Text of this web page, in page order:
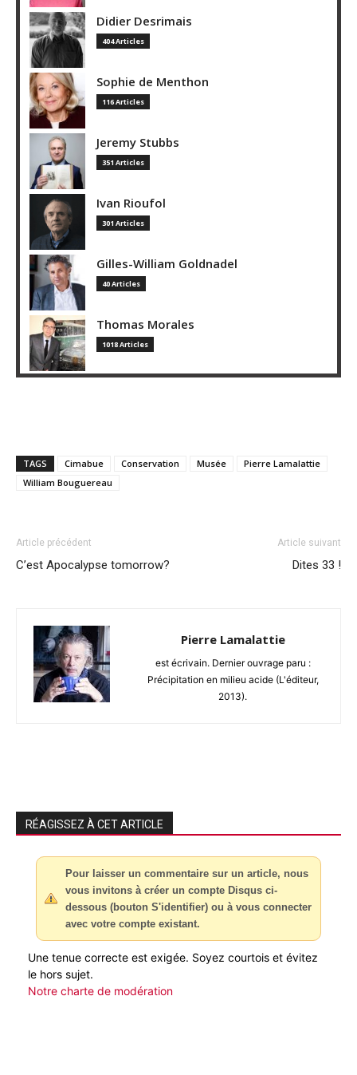
Didier Desrimais
404 Articles
Sophie de Menthon
116 Articles
Jeremy Stubbs
351 Articles
Ivan Rioufol
301 Articles
Gilles-William Goldnadel
40 Articles
Thomas Morales
1018 Articles
TAGS Cimabue Conservation Musée
Pierre Lamalattie
William Bouguereau
Article précédent
C’est Apocalypse tomorrow?
Article suivant
Dites 33 !
Pierre Lamalattie
est écrivain. Dernier ouvrage paru :
Précipitation en milieu acide (L'éditeur,
2013).
RÉAGISSEZ À CET ARTICLE
Pour laisser un commentaire sur un article, nous
vous invitons à créer un compte Disqus ci-
dessous (bouton S'identifier) ou à vous connecter
avec votre compte existant.
Une tenue correcte est exigée. Soyez courtois et évitez
le hors sujet.
Notre charte de modération